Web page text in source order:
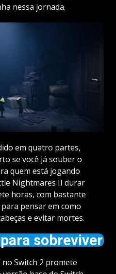
nessa jornada.
em quatro partes,
se você já souber o
quem está jogando
Nightmares II durar
horas, com bastante
pensar em como
e evitar mortes.
sobreviver
no Switch 2 promete